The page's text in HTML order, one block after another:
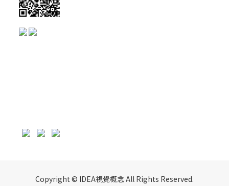
Copyright © IDEA視覺概念 All Rights Reserved.